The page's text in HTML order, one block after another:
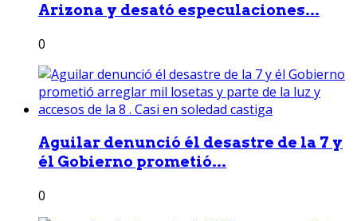
Arizona y desató especulaciones...
0
Aguilar denunció él desastre de la 7 y
él Gobierno prometió...
0